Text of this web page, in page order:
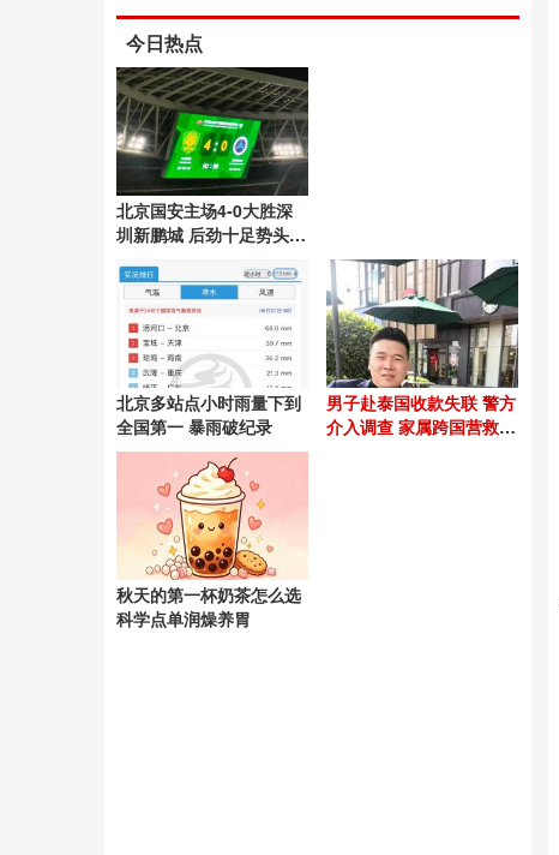
今日热点
北京国安主场4-0大胜深
圳新鹏城 后劲十足势头良
北京多站点小时雨量下到
全国第一 暴雨破纪录
男子赴泰国收款失联 警方
介入调查 家属跨国营救54
秋天的第一杯奶茶怎么选
科学点单润燥养胃